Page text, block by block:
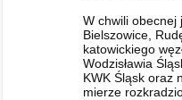
W chwili obecnej
Bielszowice,
katowickiego
Wodzisławia
KWK Śląsk oraz
mierze